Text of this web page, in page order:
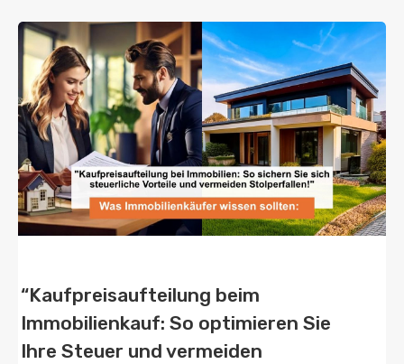
“Kaufpreisaufteilung beim
Immobilienkauf: So optimieren Sie
Ihre Steuer und vermeiden